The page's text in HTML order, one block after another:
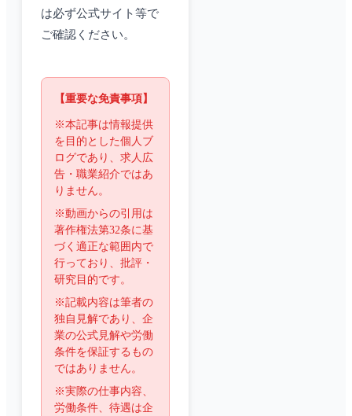
は必ず公式サイト等で
ご確認ください。
【重要な免責事項】
※本記事は情報提供
を目的とした個人ブ
ログであり、求人広
告・職業紹介ではあ
りません。
※動画からの引用は
著作権法第32条に基
づく適正な範囲内で
行っており、批評・
研究目的です。
※記載内容は筆者の
独自見解であり、企
業の公式見解や労働
条件を保証するもの
ではありません。
※実際の仕事内容、
労働条件、待遇は企